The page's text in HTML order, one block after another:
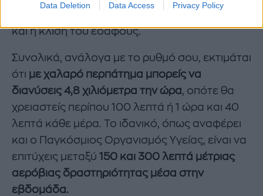
Data Deletion Data Access Privacy Policy
και η κλίση του εδάφους.
Συνολικά, ανάλογα με το ρυθμό σου, εκτιμάται
ότι με χαλαρό περπάτημα μπορείς να
διανύσεις 4,8 χιλιόμετρα την ώρα, οπότε θα
χρειαστείς περίπου 100 λεπτά ή 1 ώρα και 40
λεπτά κάθε μέρα. Το ιδανικό, όπως αναφέρει
και ο Παγκόσμιος Οργανισμός Υγείας, είναι να
επιτύχεις μεταξύ 150 και 300 λεπτά μέτριας
αερόβιας δραστηριότητας μέσα στην
εβδομάδα.